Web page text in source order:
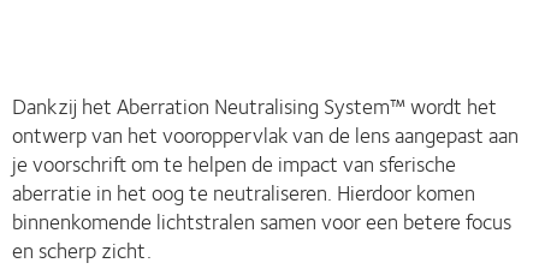
Dankzij het Aberration Neutralising System™ wordt het
ontwerp van het vooroppervlak van de lens aangepast aan
je voorschrift om te helpen de impact van sferische
aberratie in het oog te neutraliseren. Hierdoor komen
binnenkomende lichtstralen samen voor een betere focus
en scherp zicht.